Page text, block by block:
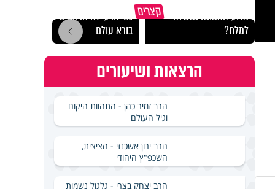
קצרים
מדוע האמונה נמשלה
למלח?
גם ׳הרע׳ זה הרחמים של
בורא עולם
הרצאות ושיעורים
הרב זמיר כהן - התהוות היקום
וגיל העולם
הרב ירון אשכנזי - הציצית,
השכפ"ץ היהודי
הרב יצחק בצרי - גלגול נשמות